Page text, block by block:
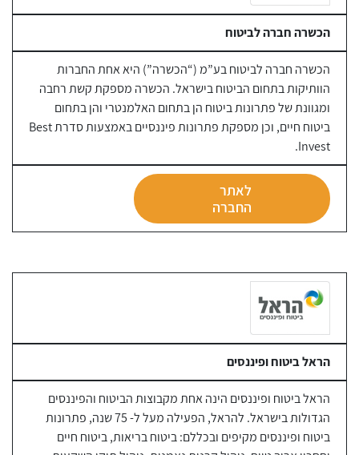
הכשרה חברה לביטוח
הכשרה חברה לביטוח בע”מ (“הכשרה”) היא אחת החברות
הוותיקות בתחום הביטוח בישראל. הכשרה מספקת קשת רחבה
ומגוונת של פתרונות ביטוח הן בתחום האלמנטרי והן בתחום
ביטוח חיים, וכן מספקת פתרונות פיננסיים באמצעות סדרת Best
Invest.
לאתר
החברה
הראל ביטוח ופיננסים
הראל ביטוח ופיננסים הינה אחת מקבוצות הביטוח והפיננסים
הגדולות בישראל. להראל, הפעילה מעל ל- 75 שנה, פתרונות
ביטוח ופיננסים מקיפים ובכללם: ביטוח בריאות, ביטוח חיים